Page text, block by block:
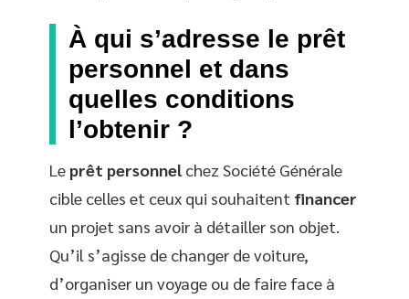
À qui s’adresse le prêt
personnel et dans
quelles conditions
l’obtenir ?
Le prêt personnel chez Société Générale
cible celles et ceux qui souhaitent financer
un projet sans avoir à détailler son objet.
Qu’il s’agisse de changer de voiture,
d’organiser un voyage ou de faire face à